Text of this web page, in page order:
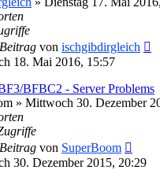
von ischgibdirgleich
18. Mai 2016, 15:57
BFBC2 - Server Problems
» Mittwoch 30. Dezember
von SuperBoom
30. Dezember 2015, 20:29